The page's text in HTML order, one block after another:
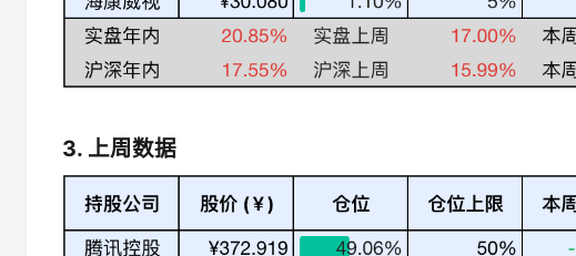
3. 上周数据